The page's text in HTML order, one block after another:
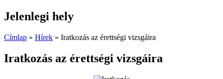
Jelenlegi hely
Címlap » Hírek » Iratkozás az érettségi vizsgáira
Iratkozás az érettségi vizsgáira